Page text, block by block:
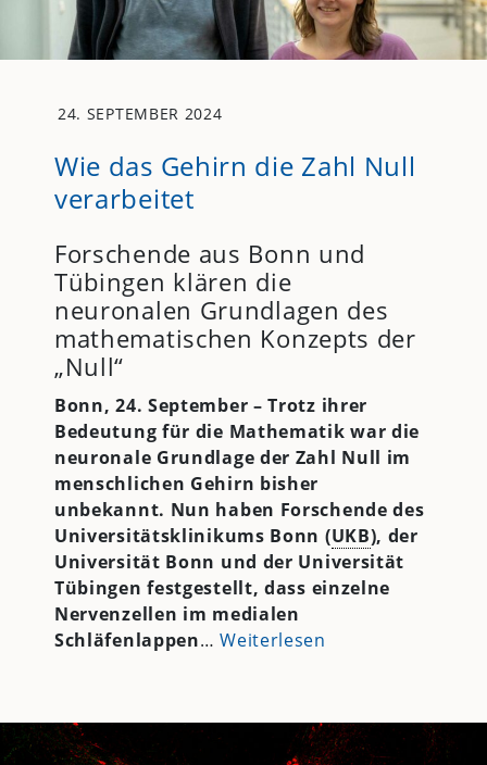
24. SEPTEMBER 2024
Wie das Gehirn die Zahl Null
verarbeitet
Forschende aus Bonn und
Tübingen klären die
neuronalen Grundlagen des
mathematischen Konzepts der
„Null“
Bonn, 24. September – Trotz ihrer
Bedeutung für die Mathematik war die
neuronale Grundlage der Zahl Null im
menschlichen Gehirn bisher
unbekannt. Nun haben Forschende des
Universitätsklinikums Bonn (UKB), der
Universität Bonn und der Universität
Tübingen festgestellt, dass einzelne
Nervenzellen im medialen
Schläfenlappen…Weiterlesen